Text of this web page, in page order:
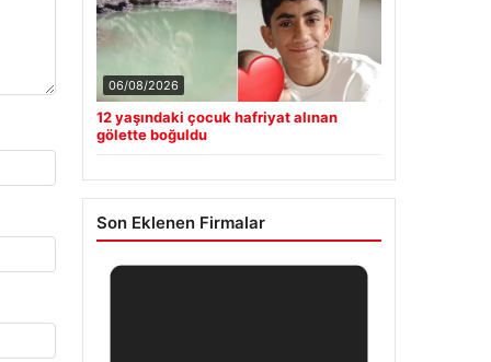
06/08/2026
12 yaşındaki çocuk hafriyat alınan
gölette boğuldu
Son Eklenen Firmalar